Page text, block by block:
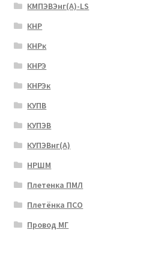
КМПЭВЭнг(А)-LS
КНР
КНРк
КНРЭ
КНРЭк
КУПВ
КУПЭВ
КУПЭВнг(А)
НРШМ
Плетенка ПМЛ
Плетёнка ПСО
Провод МГ